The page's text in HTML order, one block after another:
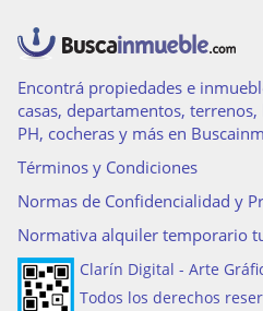
Encontrá propiedades e
casas, departamentos,
PH, cocheras y más en
Términos y Condiciones
Normas de Confidencialidad y
Normativa alquiler temporario
Clarín Digital - Arte
Todos los derechos